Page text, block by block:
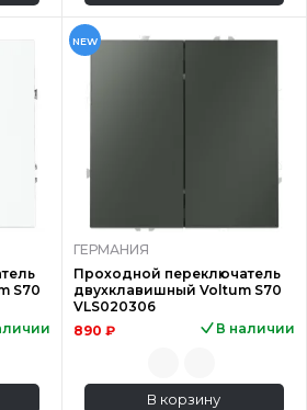
S70
NEW
ГЕРМАНИЯ
Проходной переключатель
двухклавишный Voltum S70
VLS020306
890 ₽
В наличии
В корзину